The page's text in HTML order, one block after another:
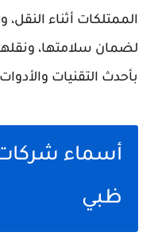
الممتلكات أثناء
لضمان سلامتها،
بأحدث التقنيات
أسماء شركات
ظبي